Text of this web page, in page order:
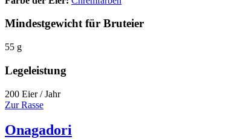
Mindestgewicht für Bruteier
55 g
Legeleistung
200 Eier / Jahr
Zur Rasse
Onagadori